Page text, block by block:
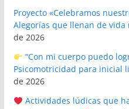
Proyecto «Celebramos
Alegorías que llenan de vida
de 2026
“Con mi cuerpo puedo
Psicomotricidad para inicial
de 2026
Actividades lúdicas que